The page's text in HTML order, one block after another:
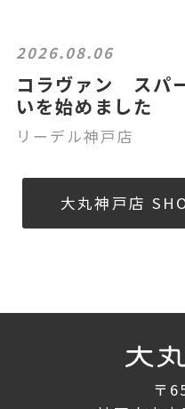
2026.08.06
コラヴァン スパ
いを始めました
リーデル神戸店
大丸神戸店
〒